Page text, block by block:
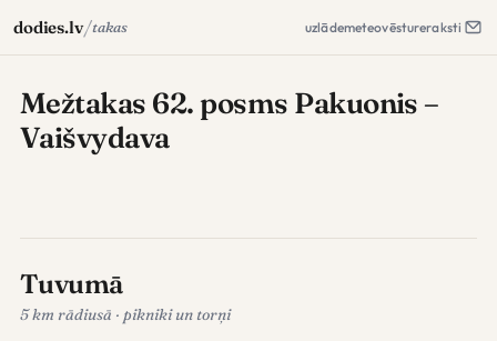
dodies.lv/takas uzlādemeteovēstureraksti
Mežtakas 62. posms Pakuonis –
Vaišvydava
Tuvumā
5 km rādiusā · pikniki un torņi